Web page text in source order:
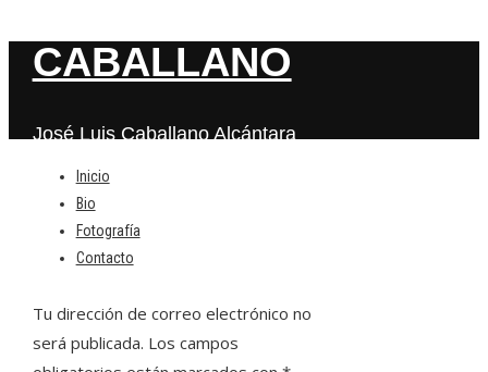
CABALLANO
José Luis Caballano Alcántara
Inicio
Bio
Fotografía
Contacto
Deja una respuesta
Tu dirección de correo electrónico no
será publicada. Los campos